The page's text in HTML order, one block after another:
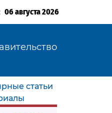
06 августа 2026
статьи